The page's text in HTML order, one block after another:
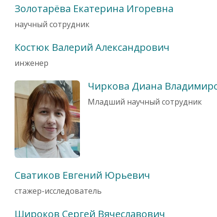
Золотарёва Екатерина Игоревна
научный сотрудник
Костюк Валерий Александрович
инженер
Чиркова Диана
Младший научный сотрудник
Сватиков Евгений Юрьевич
стажер-исследователь
Широков Сергей Вячеславович